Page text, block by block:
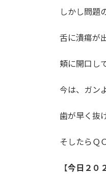
しかし問題
舌に潰瘍が
頬に開口し
今は、ガン
歯が早く抜
そしたらＱ
【今日２０